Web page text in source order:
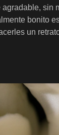
sin
bonito
un